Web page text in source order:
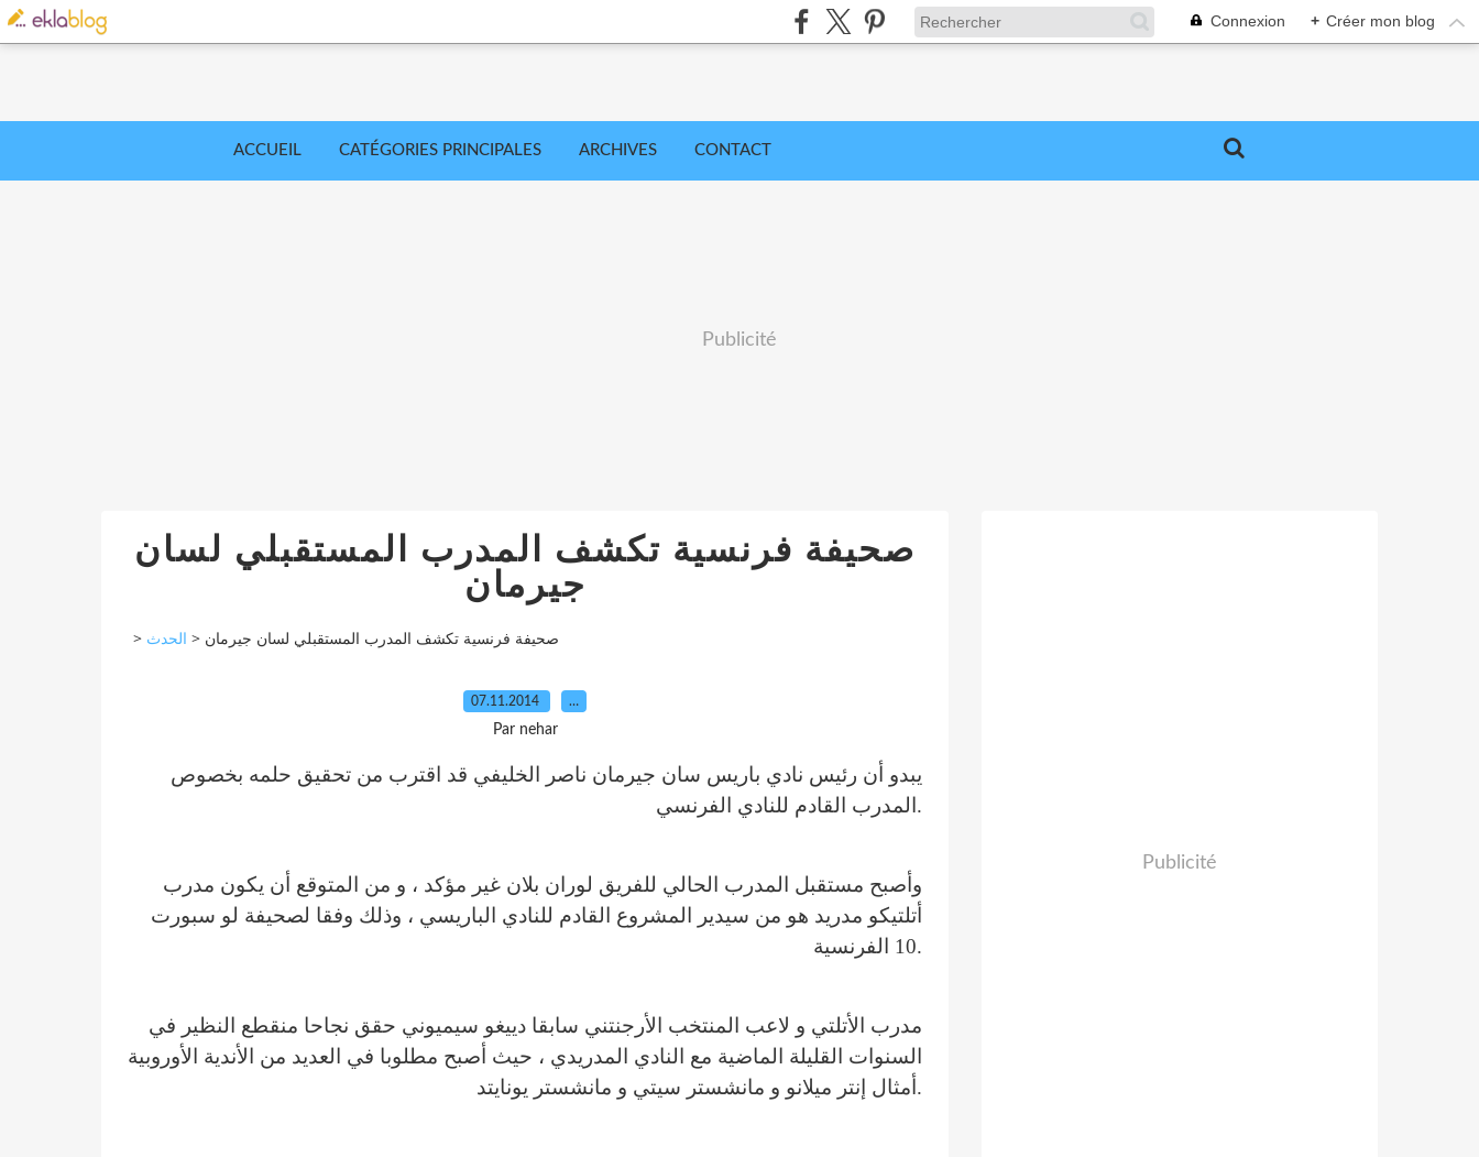
Connexion + Créer mon blog
ACCUEIL CATÉGORIES PRINCIPALES ARCHIVES CONTACT
Publicité
صحيفة فرنسية تكشف المدرب المستقبلي لسان
جيرمان
> الحدث > صحيفة فرنسية تكشف المدرب المستقبلي لسان جيرمان
07.11.2014 …
Par nehar
يبدو أن رئيس نادي باريس سان جيرمان ناصر الخليفي قد اقترب من تحقيق حلمه بخصوص
المدرب القادم للنادي الفرنسي.
وأصبح مستقبل المدرب الحالي للفريق لوران بلان غير مؤكد ، و من المتوقع أن يكون مدرب
أتلتيكو مدريد هو من سيدير المشروع القادم للنادي الباريسي ، وذلك وفقا لصحيفة لو سبورت
10 الفرنسية.
مدرب الأتلتي و لاعب المنتخب الأرجنتني سابقا دييغو سيميوني حقق نجاحا منقطع النظير في
السنوات القليلة الماضية مع النادي المدريدي ، حيث أصبح مطلوبا في العديد من الأندية الأوروبية
أمثال إنتر ميلانو و مانشستر سيتي و مانشستر يونايتد.
Publicité